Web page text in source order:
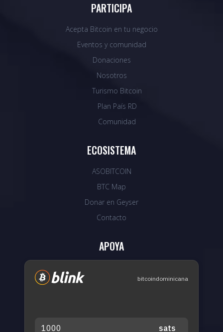
PARTICIPA
Acepta Bitcoin en tu negocio
Eventos y comunidad
Donaciones
Nosotros
Turismo Bitcoin
Plan País RD
Comunidad
ECOSISTEMA
ASOBITCOIN
BTC Map
Donar en Geyser
Contacto
APOYA
bitcoindominicana